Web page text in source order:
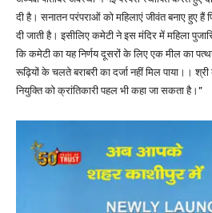
दी है। सनातन परंपराओं को महिलाएं जीवंत बनाए हुए हैं
दी जाती है। इसीलिए कमेटी ने इस मंदिर में महिला
कि कमेटी का यह निर्णय दूसरों के लिए एक मील का पत्थर
रूढ़ियों के चलते बराबरी का दर्जा नहीं मिल पाया।।
नियुक्ति को क्रांतिकारी पहल भी कहा जा सकता है।”